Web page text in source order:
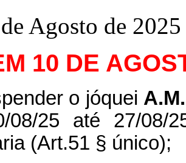
Agosto de
10 DE
o jóquei
08/25 até 27/08/
(Art.51 § único);